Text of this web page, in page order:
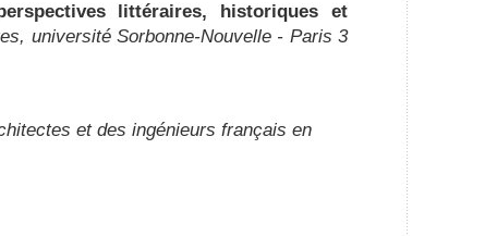
littéraires, historiques et
université Sorbonne-Nouvelle - Paris 3
et des ingénieurs français en